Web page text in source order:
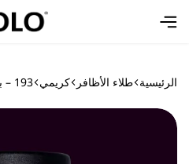
الرئيسية طلاء الأظافر كريمي 193 – بلم